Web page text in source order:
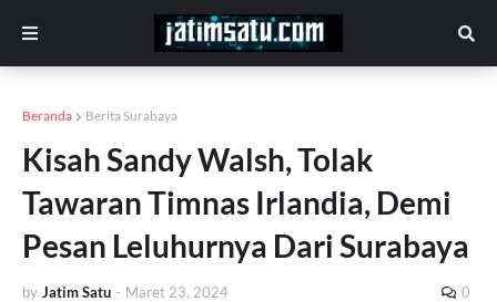
Beranda Berita Surabaya
Kisah Sandy Walsh, Tolak
Tawaran Timnas Irlandia, Demi
Pesan Leluhurnya Dari Surabaya
by Jatim Satu - Maret 23, 2024 0